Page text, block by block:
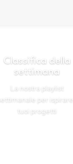
Classifica della
settimana
La nostra playlist
settimanale per ispirare i
tuoi progetti